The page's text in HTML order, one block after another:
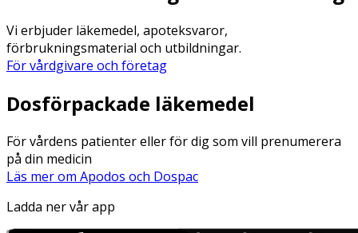
Vi erbjuder läkemedel, apoteksvaror,
förbrukningsmaterial och utbildningar.
För vårdgivare och företag
Dosförpackade läkemedel
För vårdens patienter eller för dig som vill prenumerera
på din medicin
Läs mer om Apodos och Dospac
Ladda ner vår app